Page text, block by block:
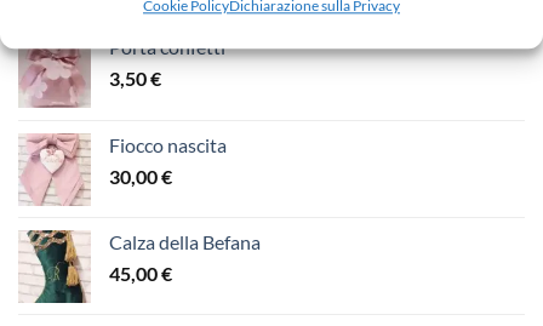
Cookie PolicyDichiarazione sulla Privacy
Porta confetti
3,50€
Fiocco nascita
30,00€
Calza della Befana
45,00€